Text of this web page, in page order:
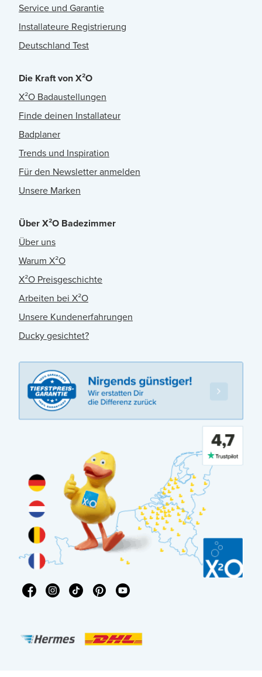
Service und Garantie
Installateure Registrierung
Deutschland Test
Die Kraft von X²O
X²O Badaustellungen
Finde deinen Installateur
Badplaner
Trends und Inspiration
Für den Newsletter anmelden
Unsere Marken
Über X²O Badezimmer
Über uns
Warum X²O
X²O Preisgeschichte
Arbeiten bei X²O
Unsere Kundenerfahrungen
Ducky gesichtet?